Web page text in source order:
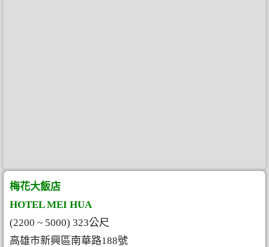
梅花大飯店
HOTEL MEI HUA
(2200 ~ 5000) 323公尺
高雄市新興區南華路188號